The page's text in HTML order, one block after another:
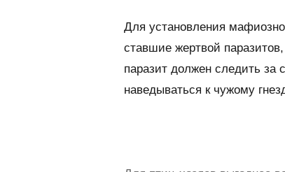
Для установления
ставшие жертвой
паразит должен следить за
наведываться к чужому